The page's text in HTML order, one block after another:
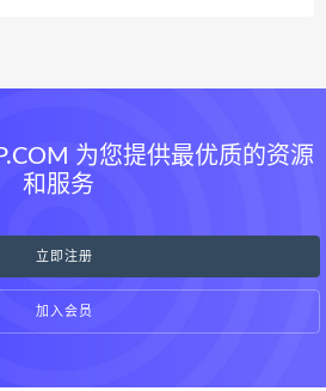
为您提供最优质的资源
和服务
立即注册
加入会员